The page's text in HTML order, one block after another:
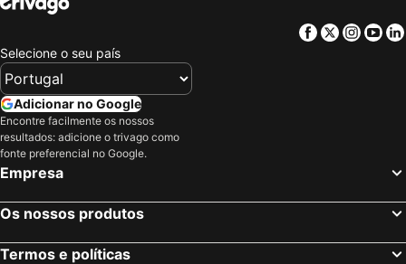
Facebook
Twitter
Selecione o seu país
Adicionar no Google
Encontre facilmente os nossos
resultados: adicione o trivago como
fonte preferencial no Google.
Empresa
Os nossos produtos
Termos e políticas